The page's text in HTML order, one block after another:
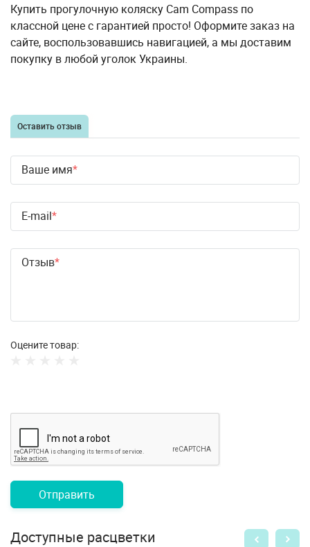
Купить прогулочную коляску Cam Compass по
классной цене с гарантией просто! Оформите заказ на
сайте, воспользовавшись навигацией, а мы доставим
покупку в любой уголок Украины.
Оставить отзыв
Ваше имя
E-mail
Отзыв
Оцените товар:
Отправить
Доступные расцветки